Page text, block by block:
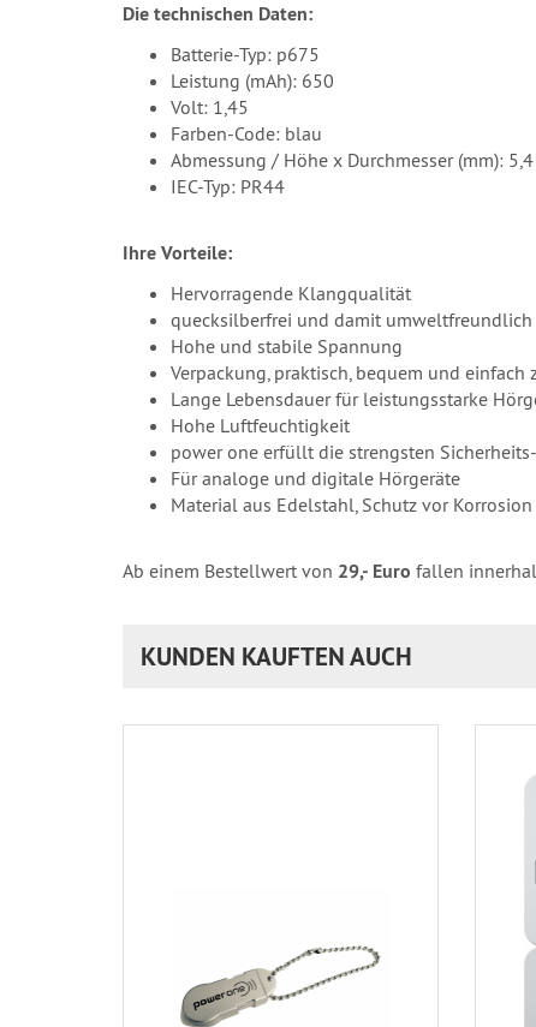
Die technischen Daten:
Batterie-Typ: p675
Leistung (mAh): 650
Volt: 1,45
Farben-Code: blau
Abmessung / Höhe x Durchmesser (mm):
IEC-Typ: PR44
Ihre Vorteile:
Hervorragende Klangqualität
quecksilberfrei und damit umweltfreundlich
Hohe und stabile Spannung
Verpackung, praktisch, bequem und einfach
Lange Lebensdauer für leistungsstarke
Hohe Luftfeuchtigkeit
power one erfüllt die strengsten
Für analoge und digitale Hörgeräte
Material aus Edelstahl, Schutz vor Korrosion
Ab einem Bestellwert von 29,- Euro fallen
KUNDEN KAUFTEN AUCH